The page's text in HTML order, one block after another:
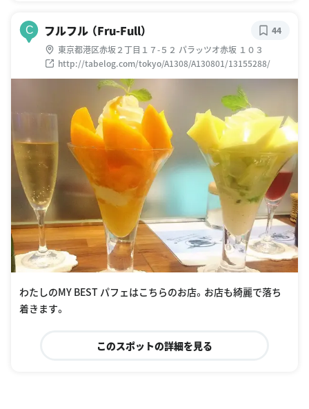
C フルフル （Fru-Full）
東京都港区赤坂２丁目１７-５２ パラッツオ赤坂 １０３
http://tabelog.com/tokyo/A1308/A130801/13155288/
44
わたしのMY BEST パフェはこちらのお店。お店も綺麗で落ち
着きます。
このスポットの詳細を見る